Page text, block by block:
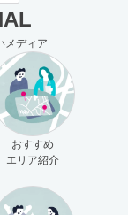
メディア
おすすめ
エリア紹介